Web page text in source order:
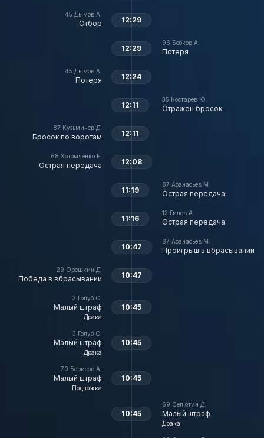
45 Дымов А.
Отбор 12:29
96 Бобков А.
Потеря
12:29
45 Дымов А.
Потеря 12:24
35 Костарев Ю.
Отражен бросок
12:11
87 Кузьмичев Д.
Бросок по воротам 12:11
68 Хотомченко Е.
Острая передача 12:08
87 Афанасьев М.
Острая передача
11:19
12 Гилев А.
Острая передача
11:16
87 Афанасьев М.
Проигрыш в вбрасывании
10:47
29 Орешкин Д.
Победа в вбрасывании 10:47
3 Голуб С.
Малый штраф
Драка
10:45
3 Голуб С.
Малый штраф
Драка
10:45
70 Борисов А.
Малый штраф
Подножка
10:45
69 Селютин Д.
Малый штраф
Драка
10:45